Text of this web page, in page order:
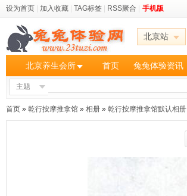
设为首页 加入收藏 TAG标签 RSS聚合 手机版
北京站
北京养生会所 首页 兔兔体验资讯
主题
首页 » 乾行按摩推拿馆 » 相册 » 乾行按摩推拿馆默认相册